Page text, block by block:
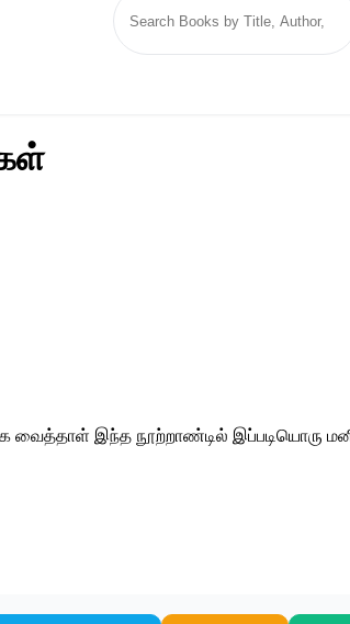
வைத்தாள் இந்த நூற்றாண்டில் இப்படியொரு